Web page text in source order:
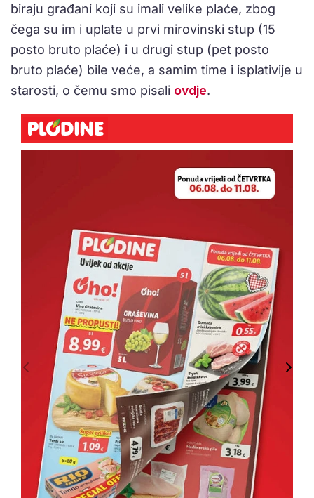
biraju građani koji su imali velike plaće, zbog
čega su im i uplate u prvi mirovinski stup (15
posto bruto plaće) i u drugi stup (pet posto
bruto plaće) bile veće, a samim time i isplativije u
starosti, o čemu smo pisali ovdje.